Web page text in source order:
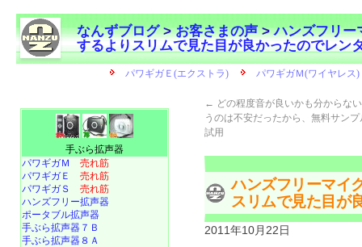
なんずブログ>お客さまの声>ハンズフリー
するよりスリムで見た目が良かったのでレン
← どの程度音が良いかも分からな
うのは不安だったから、無料サン
試用
ハンズフリーマイ
スリムで見た目が
2011年10月22日
手ぶら拡声器
パワギガＭ 売れ筋
パワギガＥ 売れ筋
パワギガＳ 売れ筋
ハンズフリー拡声器
ポータブル拡声器
手ぶら拡声器７Ｂ
手ぶら拡声器８Ａ